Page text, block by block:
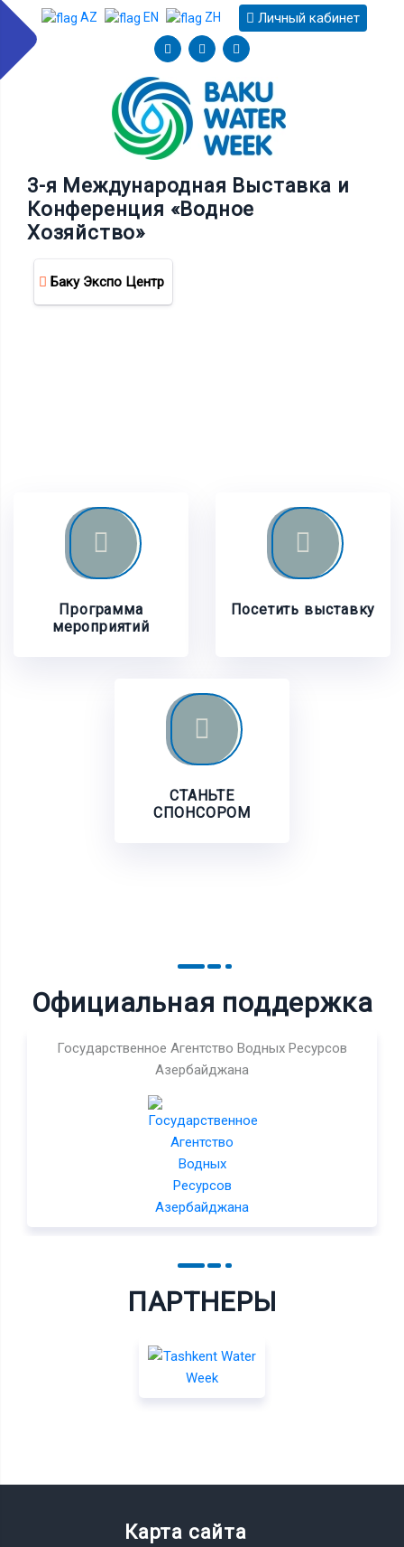
AZ EN ZH Личный кабинет
3-я Международная Выставка и
Конференция «Водное
Хозяйство»
Баку Экспо Центр
Программа
мероприятий
Посетить выставку
СТАНЬТЕ
СПОНСОРОМ
Официальная поддержка
Государственное Агентство Водных Ресурсов
Азербайджана
ПАРТНЕРЫ
Карта сайта